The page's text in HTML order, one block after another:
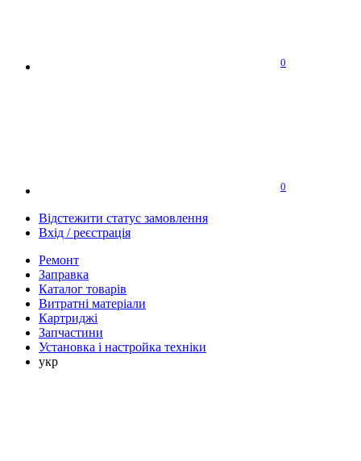
0
0
Відстежити статус замовлення
Вхід / реєстрація
Ремонт
Заправка
Каталог товарів
Витратні матеріали
Картриджі
Запчастини
Установка і настройка техніки
укр